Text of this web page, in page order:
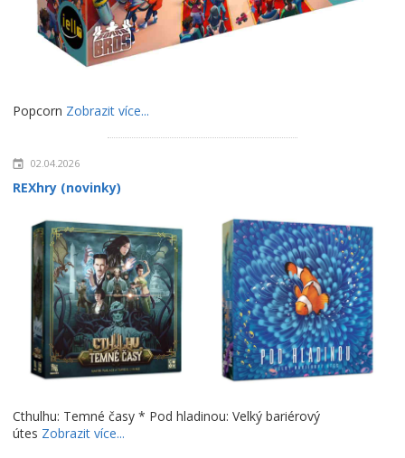
Popcorn Zobrazit více...
02.04.2026
REXhry (novinky)
Cthulhu: Temné časy * Pod hladinou: Velký bariérový
útes Zobrazit více...